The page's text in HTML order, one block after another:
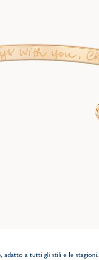
adatto a tutti gli stili e le stagioni.